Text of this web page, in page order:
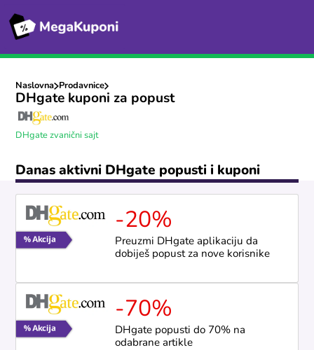
Naslovna Prodavnice
DHgate kuponi za popust
DHgate zvanični sajt
Danas aktivni DHgate popusti i kuponi
-20%
Preuzmi DHgate aplikaciju da
dobiješ popust za nove korisnike
-70%
DHgate popusti do 70% na
odabrane artikle